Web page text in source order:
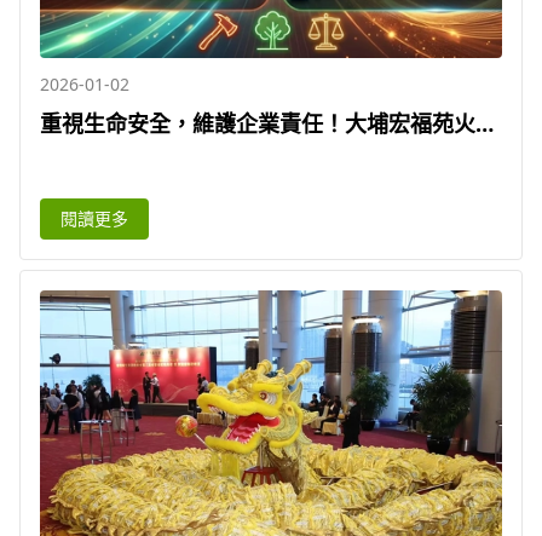
2026-01-02
重視生命安全，維護企業責任！大埔宏福苑火災
斯環保
閱讀更多